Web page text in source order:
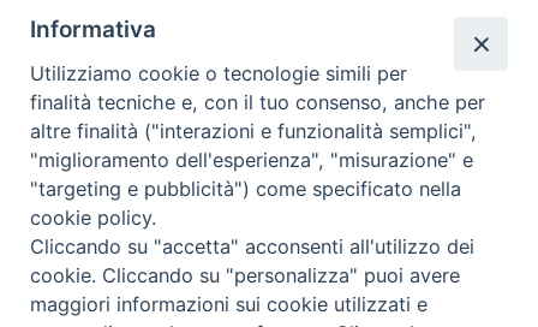
Diocesi di Acireale
Informativa
Utilizziamo cookie o tecnologie simili per
finalità tecniche e, con il tuo consenso, anche per
altre finalità ("interazioni e funzionalità semplici",
"miglioramento dell'esperienza", "misurazione" e
"targeting e pubblicità") come specificato nella
cookie policy.
Cliccando su "accetta" acconsenti all'utilizzo dei
cookie. Cliccando su "personalizza" puoi avere
maggiori informazioni sui cookie utilizzati e